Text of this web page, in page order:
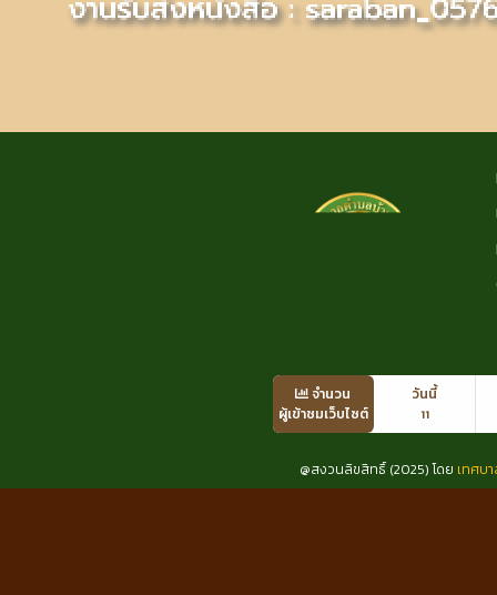
จำนวน
ผู้เข้าชมเว็บไซต์
วันนี้
11
@สงวนลิขสิทธิ์ (2025) โดย เทศบ